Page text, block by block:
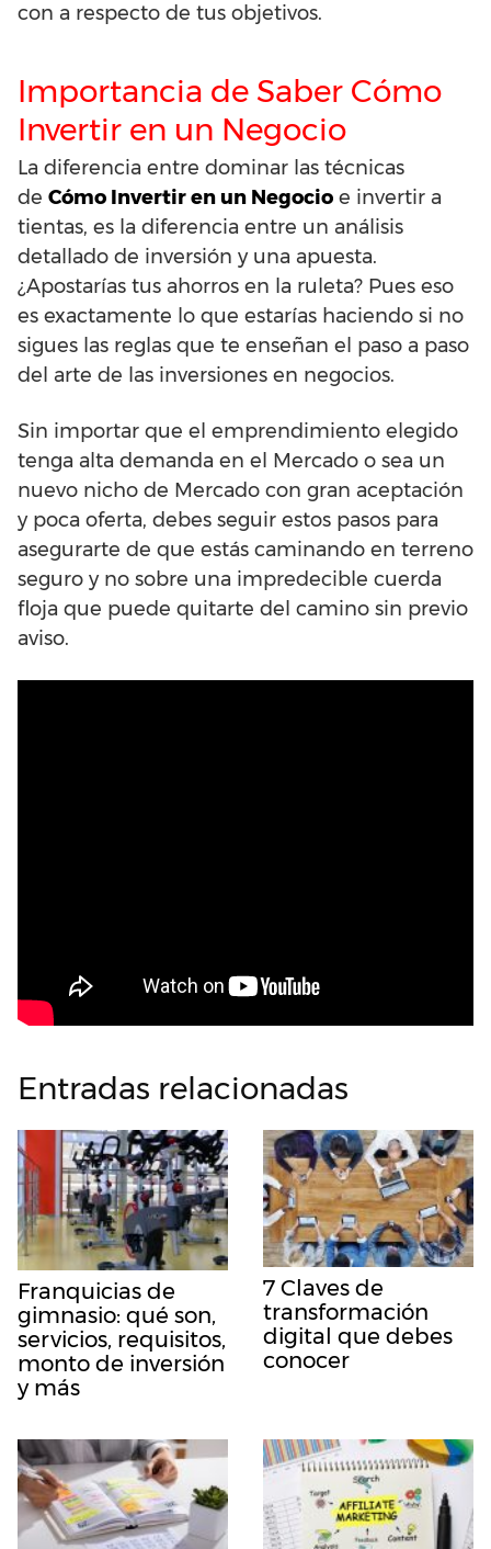
con a respecto de tus objetivos.
Importancia de Saber Cómo
Invertir en un Negocio
La diferencia entre dominar las técnicas
de Cómo Invertir en un Negocio e invertir a
tientas, es la diferencia entre un análisis
detallado de inversión y una apuesta.
¿Apostarías tus ahorros en la ruleta? Pues eso
es exactamente lo que estarías haciendo si no
sigues las reglas que te enseñan el paso a paso
del arte de las inversiones en negocios.
Sin importar que el emprendimiento elegido
tenga alta demanda en el Mercado o sea un
nuevo nicho de Mercado con gran aceptación
y poca oferta, debes seguir estos pasos para
asegurarte de que estás caminando en terreno
seguro y no sobre una impredecible cuerda
floja que puede quitarte del camino sin previo
aviso.
Entradas relacionadas
Franquicias de
gimnasio: qué son,
servicios, requisitos,
monto de inversión
y más
7 Claves de
transformación
digital que debes
conocer